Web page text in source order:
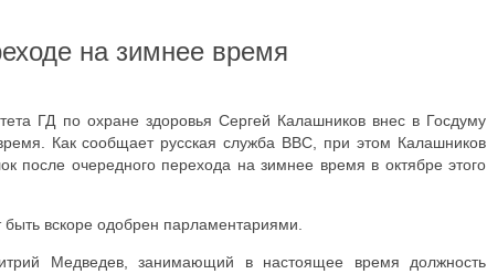
на зимнее время
ГД по охране здоровья Сергей Калашников внес в Госдуму
Как сообщает русская служба ВВС, при этом Калашников
после очередного перехода на зимнее время в октябре этого
быть вскоре одобрен парламентариями.
Медведев, занимающий в настоящее время должность